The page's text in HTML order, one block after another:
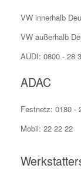
VW innerhalb
VW außerhalb
AUDI: 0800 - 28
ADAC
Festnetz: 0180 -
Mobil: 22 22 22